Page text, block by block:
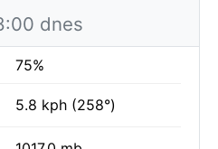
dnes
75%
5.8 kph (258°)